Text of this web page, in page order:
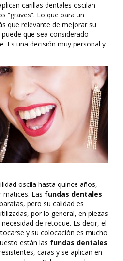
carillas dentales oscilan
“graves”. Lo que para un
que relevante de mejorar su
que sea considerado
Es una decisión muy personal y
oscila hasta quince años,
matices. Las fundas dentales
pero su calidad es
por lo general, en piezas
de retoque. Es decir, el
y su colocación es mucho
están las fundas dentales
caras y se aplican en